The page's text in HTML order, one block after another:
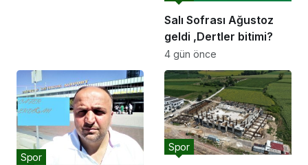
Salı Sofrası Ağustoz
geldi ,Dertler bitimi?
4 gün önce
Spor
Spor